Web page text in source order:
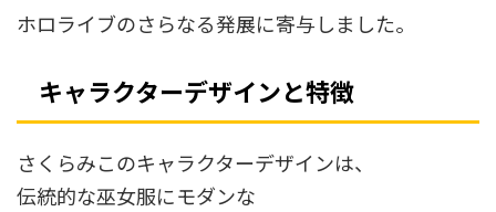
ホロライブのさらなる発展に寄与しました。
キャラクターデザインと特徴
さくらみこのキャラクターデザインは、
伝統的な巫女服にモダンな